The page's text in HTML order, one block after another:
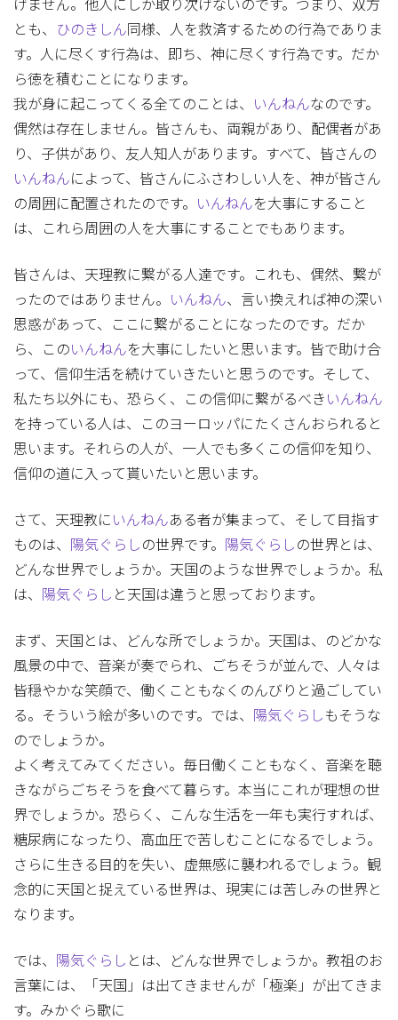
げません。他人にしか取り次げないのです。つまり、双方
とも、
ひのきしん同様、人を救済するための行為でありま
す。人に尽くす行為は、即ち、神に尽くす行為です。だか
ら徳を積むことになります。
我が身に起こってくる全てのことは、
いんねんなのです。
偶然は存在しません。皆さんも、両親があり、配偶者があ
り、子供があり、友人知人があります。すべて、皆さんの
いんねんによって、皆さんにふさわしい人を、神が皆さん
の周囲に配置されたのです。
いんねんを大事にすること
は、これら周囲の人を大事にすることでもあります。
皆さんは、天理教に繋がる人達です。これも、偶然、繋が
ったのではありません。
いんねん、言い換えれば神の深い
思惑があって、ここに繋がることになったのです。だか
ら、このいんねんを大事にしたいと思います。皆で助け合
って、信仰生活を続けていきたいと思うのです。そして、
私たち以外にも、恐らく、この信仰に繋がるべき いんねん
を持っている人は、このヨーロッパにたくさんおられると
思います。それらの人が、一人でも多くこの信仰を知り、
信仰の道に入って貰いたいと思います。
さて、天理教に いんねんある者が集まって、そして目指す
ものは、
陽気ぐらし の世界です。 陽気ぐらし の世界とは、
どんな世界でしょうか。天国のような世界でしょうか。私
は、
陽気ぐらし と天国は違うと思っております。
まず、天国とは、どんな所でしょうか。天国は、のどかな
風景の中で、音楽が奏でられ、ごちそうが並んで、人々は
皆穏やかな笑顔で、働くこともなくのんびりと過ごしてい
る。そういう絵が多いのです。では、
陽気ぐらし もそうな
のでしょうか。
よく考えてみてください。毎日働くこともなく、音楽を聴
きながらごちそうを食べて暮らす。本当にこれが理想の世
界でしょうか。恐らく、こんな生活を一年も実行すれば、
糖尿病になったり、高血圧で苦しむことになるでしょう。
さらに生きる目的を失い、虚無感に襲われるでしょう。観
念的に天国と捉えている世界は、現実には苦しみの世界と
なります。
では、 陽気ぐらし とは、どんな世界でしょうか。教祖のお
言葉には、「天国」は出てきませんが「極楽」が出てきま
す。みかぐら歌に